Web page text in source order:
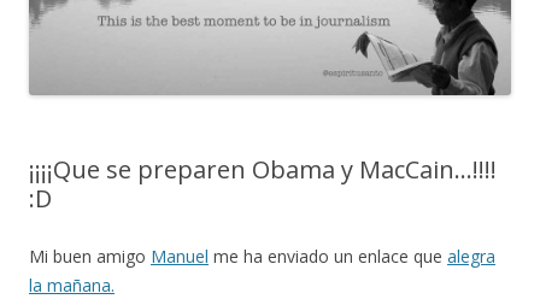
¡¡¡¡Que se preparen Obama y MacCain…!!!!
:D
Mi buen amigo Manuel me ha enviado un enlace que alegra
la mañana.